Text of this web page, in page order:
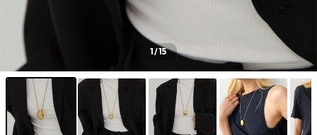
1/15